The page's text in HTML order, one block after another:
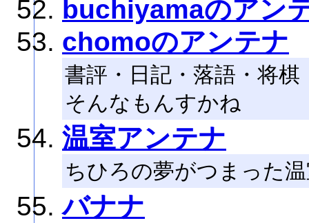
buchiyamaのアン
chomoのアンテナ
書評・日記・落語・将
そんなもんすかね
温室アンテナ
ちひろの夢がつまった
バナナ